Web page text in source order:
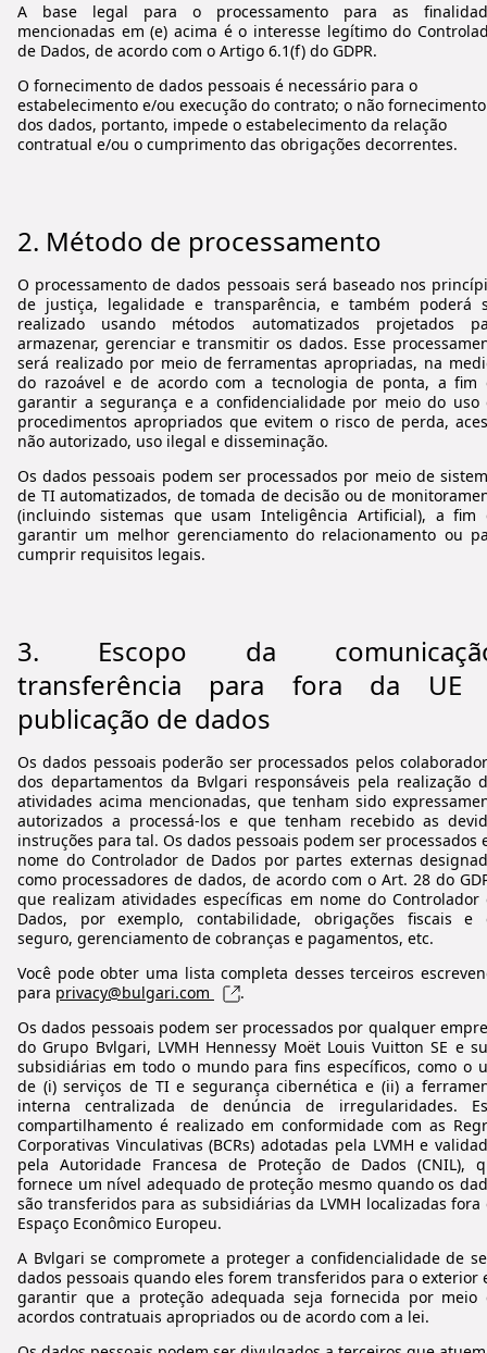
A base legal para o processamento para as
mencionadas em (e) acima é o interesse legítimo do
de Dados, de acordo com o Artigo 6.1(f) do GDPR.
O fornecimento de dados pessoais é necessário para o
estabelecimento e/ou execução do contrato; o não fornecimento
dos dados, portanto, impede o estabelecimento da relação
contratual e/ou o cumprimento das obrigações decorrentes.
2. Método de processamento
O processamento de dados pessoais será baseado nos
de justiça, legalidade e transparência, e também poderá
realizado usando métodos automatizados projetados
armazenar, gerenciar e transmitir os dados. Esse
será realizado por meio de ferramentas apropriadas, na
do razoável e de acordo com a tecnologia de ponta, a fim
garantir a segurança e a confidencialidade por meio do uso
procedimentos apropriados que evitem o risco de perda,
não autorizado, uso ilegal e disseminação.
Os dados pessoais podem ser processados por meio de
de TI automatizados, de tomada de decisão ou de
(incluindo sistemas que usam Inteligência Artificial), a fim
garantir um melhor gerenciamento do relacionamento ou
cumprir requisitos legais.
3. Escopo da
transferência para fora da UE
publicação de dados
Os dados pessoais poderão ser processados pelos
dos departamentos da Bvlgari responsáveis pela realização
atividades acima mencionadas, que tenham sido
autorizados a processá-los e que tenham recebido as
instruções para tal. Os dados pessoais podem ser processados
nome do Controlador de Dados por partes externas
como processadores de dados, de acordo com o Art. 28 do
que realizam atividades específicas em nome do Controlador
Dados, por exemplo, contabilidade, obrigações fiscais e
seguro, gerenciamento de cobranças e pagamentos, etc.
Você pode obter uma lista completa desses terceiros
para privacy@bulgari.com
.
Os dados pessoais podem ser processados por qualquer
do Grupo Bvlgari, LVMH Hennessy Moët Louis Vuitton SE e
subsidiárias em todo o mundo para fins específicos, como o
de (i) serviços de TI e segurança cibernética e (ii) a
interna centralizada de denúncia de irregularidades.
compartilhamento é realizado em conformidade com as
Corporativas Vinculativas (BCRs) adotadas pela LVMH e
pela Autoridade Francesa de Proteção de Dados (CNIL),
fornece um nível adequado de proteção mesmo quando os
são transferidos para as subsidiárias da LVMH localizadas fora
Espaço Econômico Europeu.
A Bvlgari se compromete a proteger a confidencialidade de
dados pessoais quando eles forem transferidos para o exterior
garantir que a proteção adequada seja fornecida por meio
acordos contratuais apropriados ou de acordo com a lei.